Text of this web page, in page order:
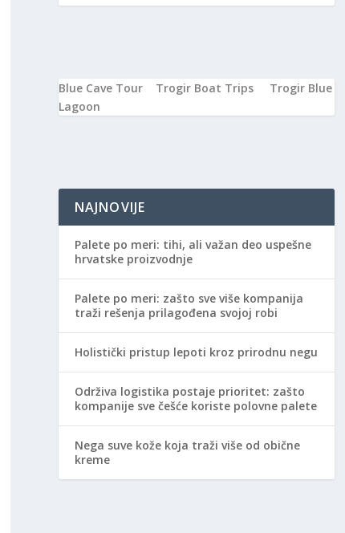
Blue Cave Tour Trogir Boat Trips
Trogir Blue
Lagoon
NAJNOVIJE
Palete po meri: tihi, ali važan deo uspešne
hrvatske proizvodnje
Palete po meri: zašto sve više kompanija
traži rešenja prilagođena svojoj robi
Holistički pristup lepoti kroz prirodnu negu
Održiva logistika postaje prioritet: zašto
kompanije sve češće koriste polovne palete
Nega suve kože koja traži više od obične
kreme